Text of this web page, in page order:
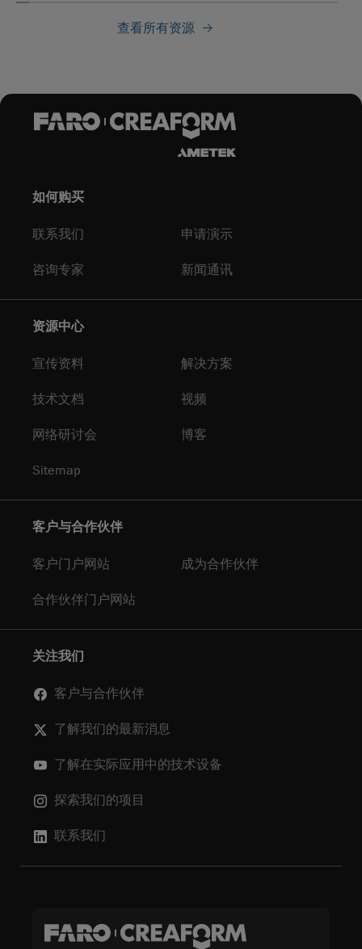
查看所有资源
如何购买
联系我们 申请演示
咨询专家 新闻通讯
资源中心
宣传资料 解决方案
技术文档 视频
网络研讨会 博客
Sitemap
客户与合作伙伴
客户门户网站 成为合作伙伴
合作伙伴门户网站
关注我们
客户与合作伙伴
了解我们的最新消息
了解在实际应用中的技术设备
探索我们的项目
联系我们